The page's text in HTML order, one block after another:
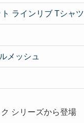
ラインリブ Tシャツ
メッシュ
シリーズから登場